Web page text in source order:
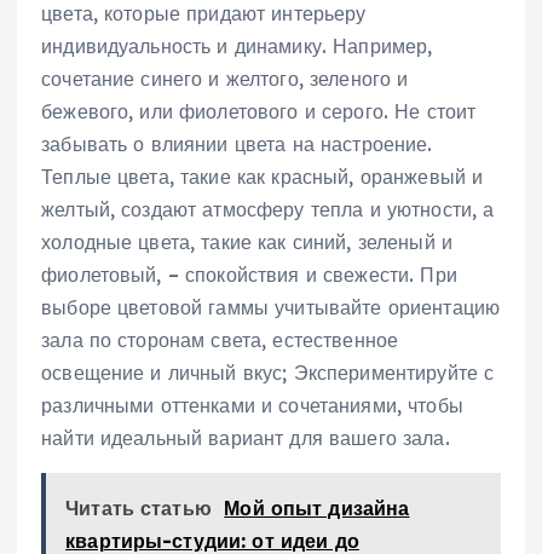
цвета‚ которые придают интерьеру
индивидуальность и динамику. Например‚
сочетание синего и желтого‚ зеленого и
бежевого‚ или фиолетового и серого. Не стоит
забывать о влиянии цвета на настроение.
Теплые цвета‚ такие как красный‚ оранжевый и
желтый‚ создают атмосферу тепла и уютности‚ а
холодные цвета‚ такие как синий‚ зеленый и
фиолетовый‚ – спокойствия и свежести. При
выборе цветовой гаммы учитывайте ориентацию
зала по сторонам света‚ естественное
освещение и личный вкус; Экспериментируйте с
различными оттенками и сочетаниями‚ чтобы
найти идеальный вариант для вашего зала.
Читать статью Мой опыт дизайна
квартиры-студии: от идеи до